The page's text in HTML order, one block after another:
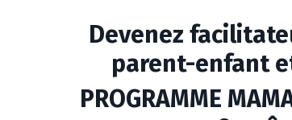
Devenez
parent-enfant
PROGRAMME